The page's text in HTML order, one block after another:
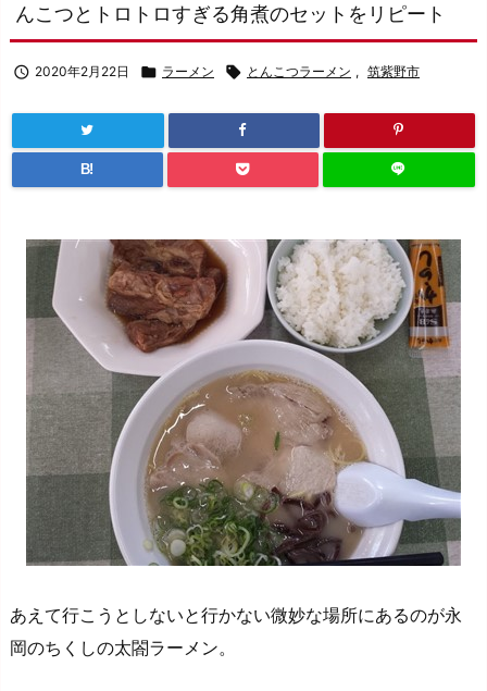
んこつとトロトロすぎる角煮のセットをリピート
 2020年2月22日  ラーメン  とんこつラーメン , 筑紫野市
B!
あえて行こうとしないと行かない微妙な場所にあるのが永
岡のちくしの太閤ラーメン。